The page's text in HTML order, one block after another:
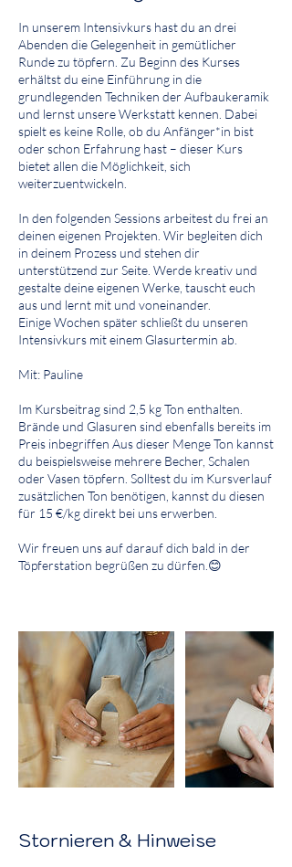
In unserem Intensivkurs hast du an drei
Abenden die Gelegenheit in gemütlicher
Runde zu töpfern. Zu Beginn des Kurses
erhältst du eine Einführung in die
grundlegenden Techniken der Aufbaukeramik
und lernst unsere Werkstatt kennen. Dabei
spielt es keine Rolle, ob du Anfänger*in bist
oder schon Erfahrung hast – dieser Kurs
bietet allen die Möglichkeit, sich
weiterzuentwickeln.
In den folgenden Sessions arbeitest du frei an
deinen eigenen Projekten. Wir begleiten dich
in deinem Prozess und stehen dir
unterstützend zur Seite. Werde kreativ und
gestalte deine eigenen Werke, tauscht euch
aus und lernt mit und voneinander.
Einige Wochen später schließt du unseren
Intensivkurs mit einem Glasurtermin ab.
Mit: Pauline
Im Kursbeitrag sind 2,5 kg Ton enthalten.
Brände und Glasuren sind ebenfalls bereits im
Preis inbegriffen Aus dieser Menge Ton kannst
du beispielsweise mehrere Becher, Schalen
oder Vasen töpfern. Solltest du im Kursverlauf
zusätzlichen Ton benötigen, kannst du diesen
für 15 €/kg direkt bei uns erwerben.
Wir freuen uns auf darauf dich bald in der
Töpferstation begrüßen zu dürfen.😊
Stornieren & Hinweise